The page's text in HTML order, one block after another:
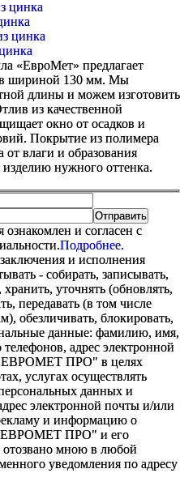
«ЕвроМет» предлагает
шириной 130 мм. Мы
длины и можем изготовить
из качественной
окно от осадков и
Покрытие из полимера
от влаги и образования
нужного оттенка.
и согласен с
Подробнее.
и исполнения
- собирать, записывать,
уточнять (обновлять,
передавать (в том числе
обезличивать, блокировать,
данные: фамилию, имя,
адрес электронной
ПРО" в целях
услугах осуществлять
данных и
электронной почты и/или
и информацию о
"ЕВРОМЕТ ПРО" и его
отозвано мною в любой
уведомления по адресу